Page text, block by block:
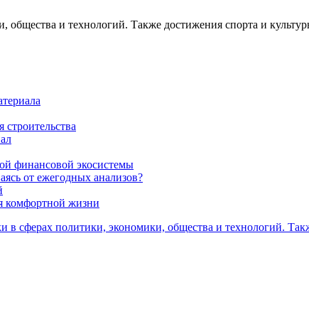
общества и технологий. Также достижения спорта и
финансовой экосистемы
от ежегодных анализов?
комфортной жизни
в сферах политики, экономики, общества и технологий.